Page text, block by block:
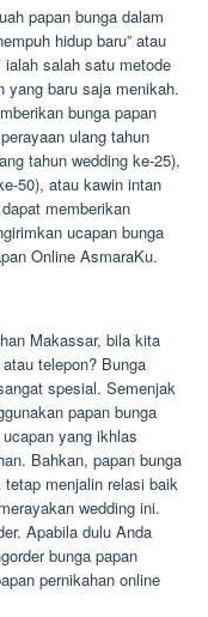
papan bunga dalam
hidup baru” atau
ialah salah satu metode
yang baru saja menikah.
bunga papan
ulang tahun
tahun wedding ke-25),
50), atau kawin intan
memberikan
ucapan bunga
Online AsmaraKu.
Makassar, bila kita
telepon? Bunga
spesial. Semenjak
papan bunga
yang ikhlas
Bahkan, papan bunga
menjalin relasi baik
wedding ini.
Apabila dulu Anda
bunga papan
pernikahan online